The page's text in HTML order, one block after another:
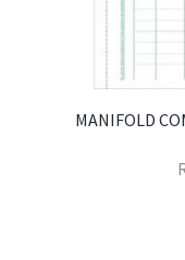
MANIFOLD